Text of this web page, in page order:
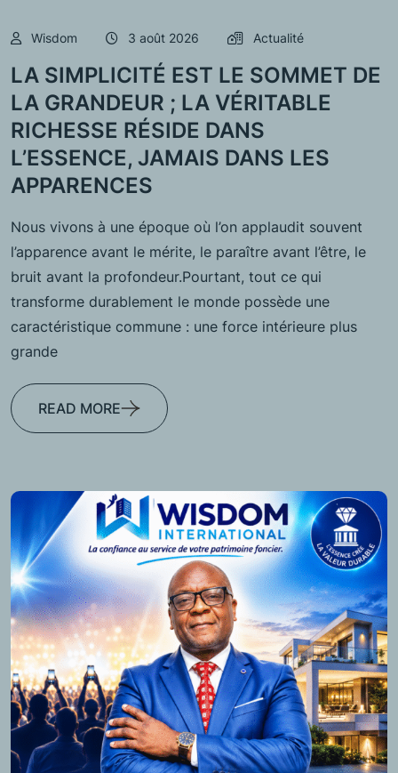
Wisdom 3 août 2026 Actualité
LA SIMPLICITÉ EST LE SOMMET DE
LA GRANDEUR ; LA VÉRITABLE
RICHESSE RÉSIDE DANS
L’ESSENCE, JAMAIS DANS LES
APPARENCES
Nous vivons à une époque où l’on applaudit souvent
l’apparence avant le mérite, le paraître avant l’être, le
bruit avant la profondeur.Pourtant, tout ce qui
transforme durablement le monde possède une
caractéristique commune : une force intérieure plus
grande
READ MORE